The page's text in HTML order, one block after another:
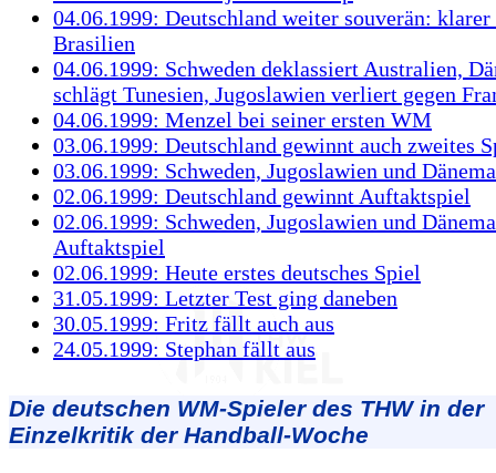
04.06.1999: Deutschland weiter souverän: klarer
Brasilien
04.06.1999: Schweden deklassiert Australien,
schlägt Tunesien, Jugoslawien verliert gegen
04.06.1999: Menzel bei seiner ersten WM
03.06.1999: Deutschland gewinnt auch zweites
03.06.1999: Schweden, Jugoslawien und
02.06.1999: Deutschland gewinnt Auftaktspiel
02.06.1999: Schweden, Jugoslawien und
Auftaktspiel
02.06.1999: Heute erstes deutsches Spiel
31.05.1999: Letzter Test ging daneben
30.05.1999: Fritz fällt auch aus
24.05.1999: Stephan fällt aus
Die deutschen WM-Spieler des THW in der
Einzelkritik der Handball-Woche